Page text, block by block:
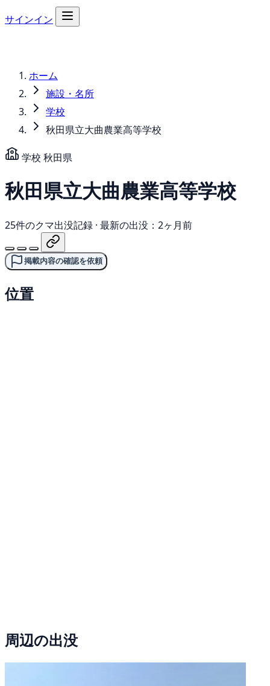
サインイン
ホーム
施設・名所
学校
秋田県立大曲農業高等学校
学校 秋田県
秋田県立大曲農業高等学校
25件のクマ出没記録 · 最新の出没：2ヶ月前
掲載内容の確認を依頼
位置
周辺の出没